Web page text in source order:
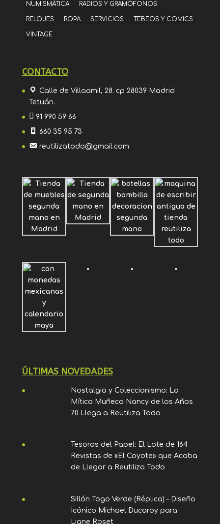
NUMISMÁTICA RADIOS Y GRAMÓFONOS
RELOJES ROPA SERVICIOS TEBEOS Y COMICS
VINTAGE
CONTACTO
Calle de Villaamil, 28. cp 28039 Madrid
Tetuán.
91 990 59 66
660 35 95 73
reutilizatodo@gmail.com
ÚLTIMAS NOVEDADES
Nostalgia y Coleccionismo: La
Mítica Muñeca Nancy de los Años
70 Llega a Reutiliza Todo
Tesoros del Papel: El Lote de 164
Revistas de «El Coyote» que Acaba
de Llegar a Reutiliza Todo
Sillón Togo Verde (Réplica) – Diseño
Icónico Michael Ducaroy para
Ligne Roset